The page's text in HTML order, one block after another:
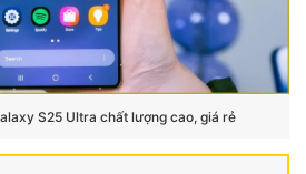
S25 Ultra chất lượng cao, giá rẻ